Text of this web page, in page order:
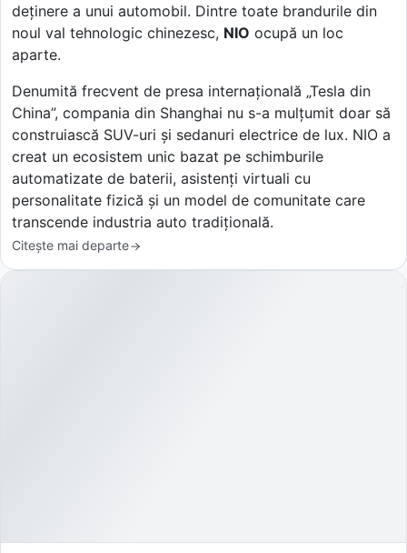
deținere a unui automobil. Dintre toate brandurile din
noul val tehnologic chinezesc, NIO ocupă un loc
aparte.
Denumită frecvent de presa internațională „Tesla din
China”, compania din Shanghai nu s-a mulțumit doar să
construiască SUV-uri și sedanuri electrice de lux. NIO a
creat un ecosistem unic bazat pe schimburile
automatizate de baterii, asistenți virtuali cu
personalitate fizică și un model de comunitate care
transcende industria auto tradițională.
Citește mai departe